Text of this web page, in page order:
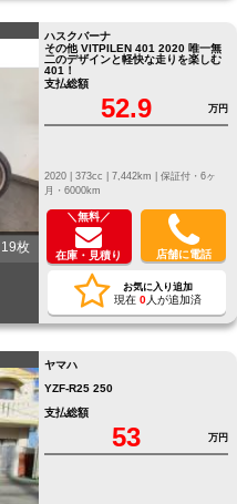
枚
ハスクバーナ
その他 VITPILEN 401 2020 唯一無
二のデザインと軽快な走りを楽しむ
401！
支払総額
52.9 万円
保証付・6ヶ
月・6000km
＼無料／
在庫・見積り 店舗に電話
お気に入り追加
現在 0人が追加済
ヤマハ
YZF-R25 250
支払総額
53 万円